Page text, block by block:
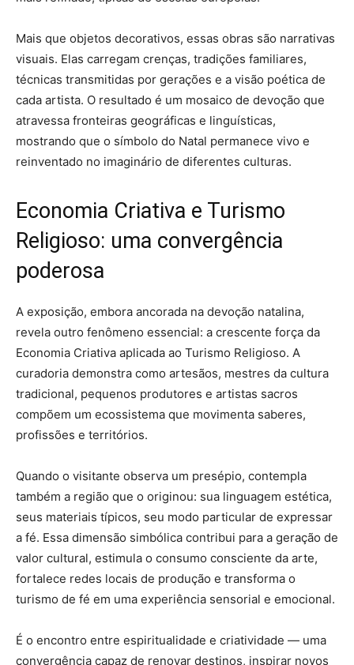
Mais que objetos decorativos, essas obras são narrativas
visuais. Elas carregam crenças, tradições familiares,
técnicas transmitidas por gerações e a visão poética de
cada artista. O resultado é um mosaico de devoção que
atravessa fronteiras geográficas e linguísticas,
mostrando que o símbolo do Natal permanece vivo e
reinventado no imaginário de diferentes culturas.
Economia Criativa e Turismo
Religioso: uma convergência
poderosa
A exposição, embora ancorada na devoção natalina,
revela outro fenômeno essencial: a crescente força da
Economia Criativa aplicada ao Turismo Religioso. A
curadoria demonstra como artesãos, mestres da cultura
tradicional, pequenos produtores e artistas sacros
compõem um ecossistema que movimenta saberes,
profissões e territórios.
Quando o visitante observa um presépio, contempla
também a região que o originou: sua linguagem estética,
seus materiais típicos, seu modo particular de expressar
a fé. Essa dimensão simbólica contribui para a geração de
valor cultural, estimula o consumo consciente da arte,
fortalece redes locais de produção e transforma o
turismo de fé em uma experiência sensorial e emocional.
É o encontro entre espiritualidade e criatividade — uma
convergência capaz de renovar destinos, inspirar novos